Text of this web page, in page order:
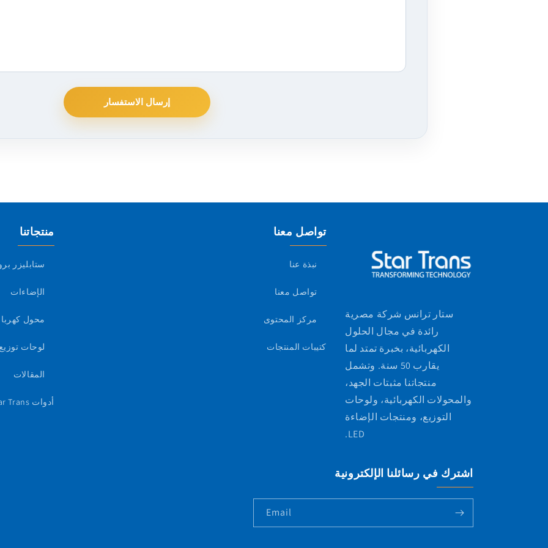
إرسال الاستفسار
ستار ترانس شركة مصرية
رائدة في مجال الحلول
الكهربائية، بخبرة تمتد لما
يقارب 50 سنة. وتشمل
منتجاتنا مثبتات الجهد،
والمحولات الكهربائية، ولوحات
التوزيع، ومنتجات الإضاءة
LED.
تواصل معنا
نبذة عنا
تواصل معنا
مركز المحتوى
كتيبات المنتجات
منتجاتنا
ستابليزر
الإضاءات
محول
لوحات
المقالات
أدوات Star Trans الذكية
اشترك في رسائلنا الإلكترونية
Email